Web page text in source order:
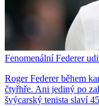
Fenomenální Federer
Roger Federer během
čtyřhře. Ani jediný po
švýcarský tenista slaví